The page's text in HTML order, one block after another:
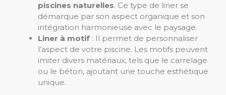
piscines naturelles. Ce type de liner se
démarque par son aspect organique et son
intégration harmonieuse avec le paysage.
Liner à motif : Il permet de personnaliser
l’aspect de votre piscine. Les motifs peuvent
imiter divers matériaux, tels que le carrelage
ou le béton, ajoutant une touche esthétique
unique.